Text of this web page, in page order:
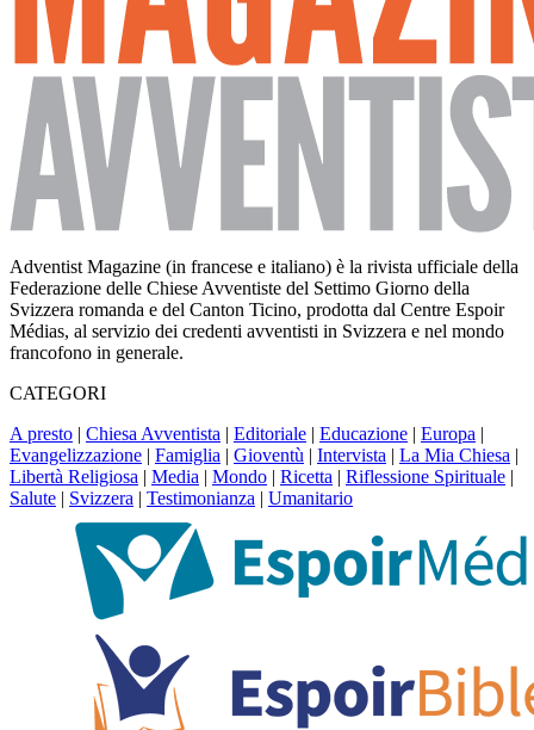
Adventist Magazine (in francese e italiano) è la rivista ufficiale della
Federazione delle Chiese Avventiste del Settimo Giorno della
Svizzera romanda e del Canton Ticino, prodotta dal Centre Espoir
Médias, al servizio dei credenti avventisti in Svizzera e nel mondo
francofono in generale.
CATEGORI
A presto | Chiesa Avventista | Editoriale | Educazione | Europa |
Evangelizzazione | Famiglia | Gioventù | Intervista | La Mia Chiesa |
Libertà Religiosa | Media | Mondo | Ricetta | Riflessione Spirituale |
Salute | Svizzera | Testimonianza | Umanitario